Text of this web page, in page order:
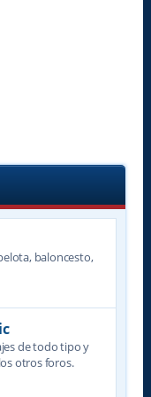
baloncesto,
de todo tipo y
otros foros.